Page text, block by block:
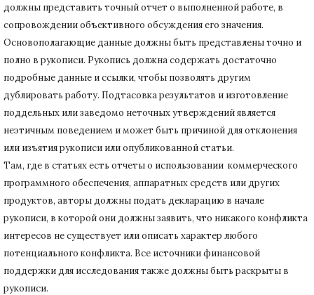
должны представить точный отчет о выполненной работе, в
сопровождении объективного обсуждения его значения.
Основополагающие данные должны быть представлены точно и
полно в рукописи. Рукопись должна содержать достаточно
подробные данные и ссылки, чтобы позволять другим
дублировать работу. Подтасовка результатов и изготовление
поддельных или заведомо неточных утверждений является
неэтичным поведением и может быть причиной для отклонения
или изъятия рукописи или опубликованной статьи.
Там, где в статьях есть отчеты о использовании коммерческого
программного обеспечения, аппаратных средств или других
продуктов, авторы должны подать декларацию в начале
рукописи, в которой они должны заявить, что никакого конфликта
интересов не существует или описать характер любого
потенциального конфликта. Все источники финансовой
поддержки для исследования также должны быть раскрыты в
рукописи.